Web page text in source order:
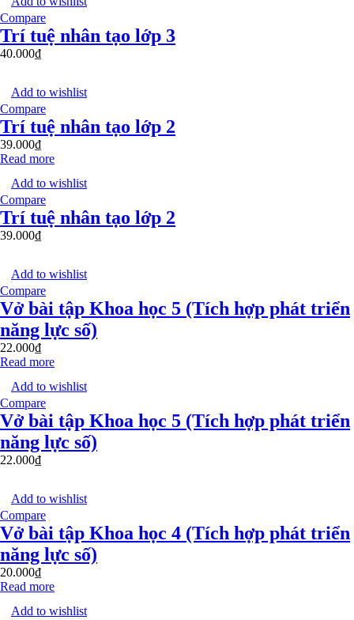
Compare
Trí tuệ nhân tạo lớp 3
40.000₫
Add to wishlist
Compare
Trí tuệ nhân tạo lớp 2
39.000₫
Read more
Add to wishlist
Compare
Trí tuệ nhân tạo lớp 2
39.000₫
Add to wishlist
Compare
Vở bài tập Khoa học 5 (Tích hợp phát triển
năng lực số)
22.000₫
Read more
Add to wishlist
Compare
Vở bài tập Khoa học 5 (Tích hợp phát triển
năng lực số)
22.000₫
Add to wishlist
Compare
Vở bài tập Khoa học 4 (Tích hợp phát triển
năng lực số)
20.000₫
Read more
Add to wishlist